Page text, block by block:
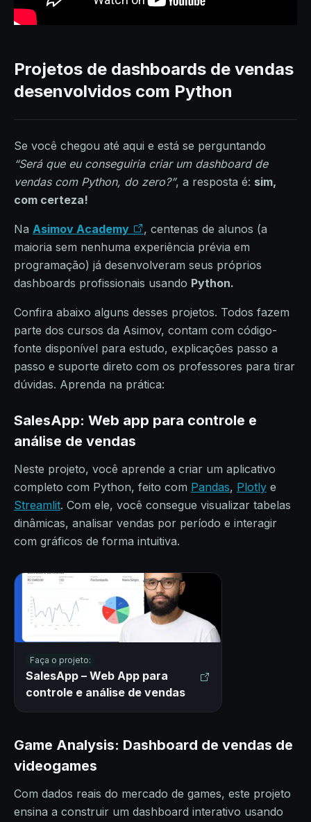
Projetos de dashboards de vendas
desenvolvidos com Python
Se você chegou até aqui e está se perguntando
“Será que eu conseguiria criar um dashboard de
vendas com Python, do zero?”, a resposta é: sim,
com certeza!
Na Asimov Academy
, centenas de alunos (a
maioria sem nenhuma experiência prévia em
programação) já desenvolveram seus próprios
dashboards profissionais usando Python.
Confira abaixo alguns desses projetos. Todos fazem
parte dos cursos da Asimov, contam com código-
fonte disponível para estudo, explicações passo a
passo e suporte direto com os professores para tirar
dúvidas. Aprenda na prática:
SalesApp: Web app para controle e
análise de vendas
Neste projeto, você aprende a criar um aplicativo
completo com Python, feito com Pandas, Plotly e
Streamlit. Com ele, você consegue visualizar tabelas
dinâmicas, analisar vendas por período e interagir
com gráficos de forma intuitiva.
Faça o projeto:
SalesApp – Web App para
controle e análise de vendas
Game Analysis: Dashboard de vendas de
videogames
Com dados reais do mercado de games, este projeto
ensina a construir um dashboard interativo usando